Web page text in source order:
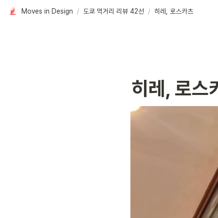
Moves in Design / 도쿄 먹거리 리뷰 42선 / 히레, 로스카츠
히레, 로스